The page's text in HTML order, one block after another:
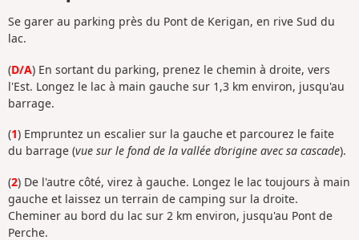
Se garer au parking près du Pont de Kerigan, en rive Sud du
lac.
(D/A) En sortant du parking, prenez le chemin à droite, vers
l'Est. Longez le lac à main gauche sur 1,3 km environ, jusqu'au
barrage.
(1) Empruntez un escalier sur la gauche et parcourez le faite
du barrage (vue sur le fond de la vallée d’origine avec sa cascade).
(2) De l'autre côté, virez à gauche. Longez le lac toujours à main
gauche et laissez un terrain de camping sur la droite.
Cheminer au bord du lac sur 2 km environ, jusqu'au Pont de
Perche.